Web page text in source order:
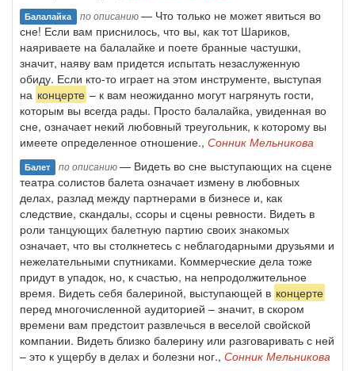
Балалайка по описанию— Что только не может явиться во
сне! Если вам приснилось, что вы, как тот Шариков,
наяриваете на балалайке и поете бранные частушки,
значит, наяву вам придется испытать незаслуженную
обиду. Если кто-то играет на этом инструменте, выступая
на концерте – к вам неожиданно могут нагрянуть гости,
которым вы всегда рады. Просто балалайка, увиденная во
сне, означает некий любовный треугольник, к которому вы
имеете определенное отношение., Сонник Мельникова
Балет по описанию— Видеть во сне выступающих на сцене
театра солистов балета означает измену в любовных
делах, разлад между партнерами в бизнесе и, как
следствие, скандалы, ссоры и сцены ревности. Видеть в
роли танцующих балетную партию своих знакомых
означает, что вы столкнетесь с неблагодарными друзьями и
нежелательными спутниками. Коммерческие дела тоже
придут в упадок, но, к счастью, на непродолжительное
время. Видеть себя балериной, выступающей в концерте
перед многочисленной аудиторией – значит, в скором
времени вам предстоит развлечься в веселой свойской
компании. Видеть близко балерину или разговаривать с ней
– это к ущербу в делах и болезни ног., Сонник Мельникова